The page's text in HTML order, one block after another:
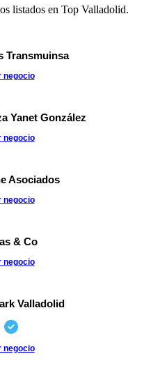
listados en Top Valladolid.
Transmuinsa
negocio
Yanet González
negocio
Asociados
negocio
& Co
negocio
Valladolid
negocio